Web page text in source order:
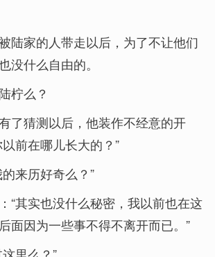
陆家的人带走以后，为了不让他们
没什么自由的。
柠么？
了猜测以后，他装作不经意的开
前在哪儿长大的？”
来历好奇么？”
“其实也没什么秘密，我以前也在这
面因为一些事不得不离开而已。”